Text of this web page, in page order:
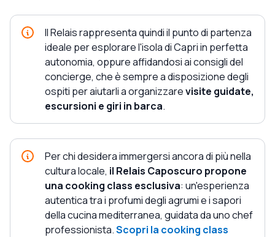
Il Relais rappresenta quindi il punto di partenza
ideale per esplorare l'isola di Capri in perfetta
autonomia, oppure affidandosi ai consigli del
concierge, che è sempre a disposizione degli
ospiti per aiutarli a organizzarevisite guidate,
escursioni e giri in barca.
Per chi desidera immergersi ancora di più nella
cultura locale, il Relais Caposcuro propone
una cooking class esclusiva: un'esperienza
autentica tra i profumi degli agrumi e i sapori
della cucina mediterranea, guidata da uno chef
professionista.Scopri la cooking class